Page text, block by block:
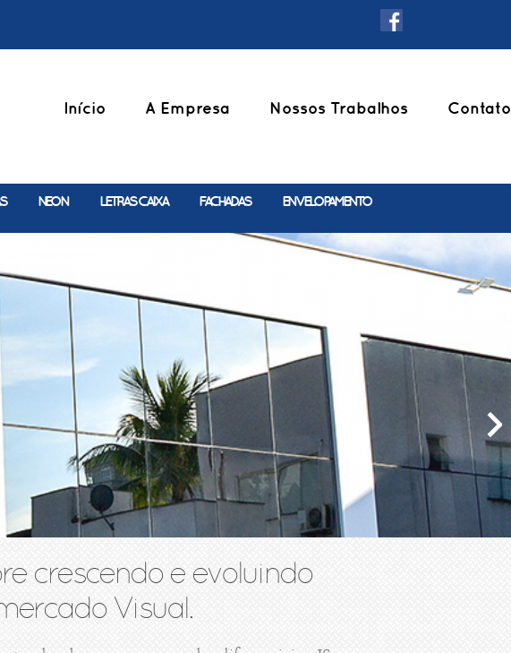
Início A Empresa Nossos Trabalhos Contato
ENVELOPAMENTO
FACHADAS
LETRAS CAIXA
NEON
crescendo e evoluindo
Visual.